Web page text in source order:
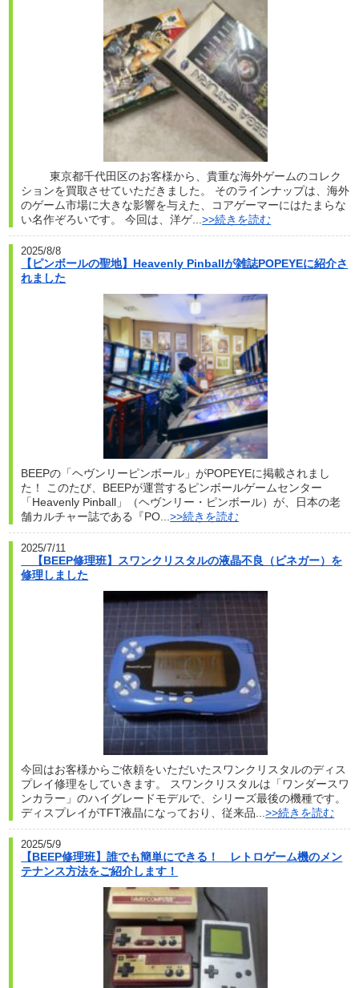
東京都千代田区のお客様から、貴重な海外ゲームのコレク
ションを買取させていただきました。 そのラインナップは、海外
のゲーム市場に大きな影響を与えた、コアゲーマーにはたまらな
い名作ぞろいです。 今回は、洋ゲ...>>続きを読む
2025/8/8
【ピンボールの聖地】Heavenly Pinballが雑誌POPEYEに紹介さ
れました
BEEPの「ヘヴンリーピンボール」がPOPEYEに掲載されまし
た！ このたび、BEEPが運営するピンボールゲームセンター
「Heavenly Pinball」（ヘヴンリー・ピンボール）が、日本の老
舗カルチャー誌である『PO...>>続きを読む
2025/7/11
【BEEP修理班】スワンクリスタルの液晶不良（ビネガー）を
修理しました
今回はお客様からご依頼をいただいたスワンクリスタルのディス
プレイ修理をしていきます。 スワンクリスタルは「ワンダースワ
ンカラー」のハイグレードモデルで、シリーズ最後の機種です。
ディスプレイがTFT液晶になっており、従来品...>>続きを読む
2025/5/9
【BEEP修理班】誰でも簡単にできる！ レトロゲーム機のメン
テナンス方法をご紹介します！